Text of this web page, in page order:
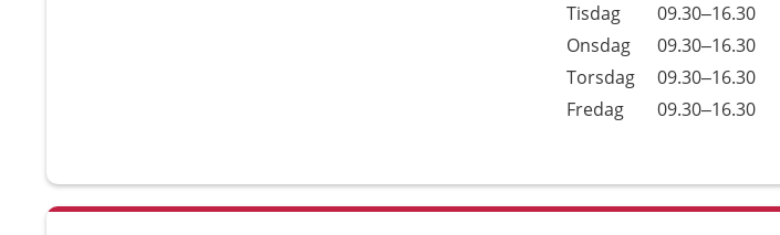
Tisdag
09.30–16.30
Onsdag
09.30–16.30
Torsdag
09.30–16.30
Fredag
09.30–16.30